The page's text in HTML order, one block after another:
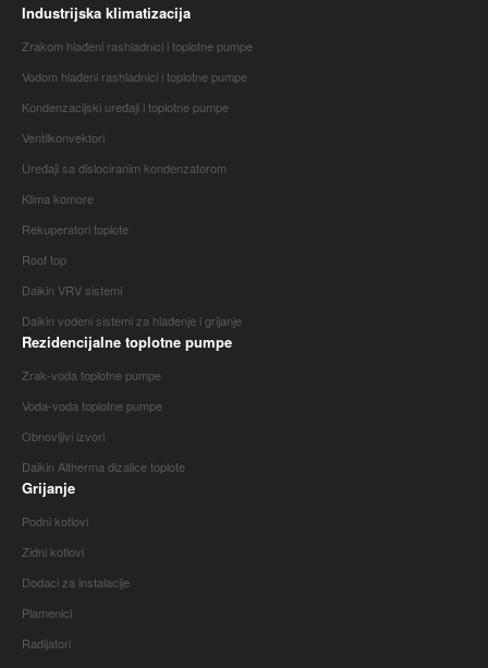
Industrijska klimatizacija
Zrakom hlađeni rashladnici i toplotne pumpe
Vodom hlađeni rashladnici i toplotne pumpe
Kondenzacijski uređaji i toplotne pumpe
Ventilkonvektori
Uređaji sa dislociranim kondenzatorom
Klima komore
Rekuperatori toplote
Roof top
Daikin VRV sistemi
Daikin vodeni sistemi za hlađenje i grijanje
Rezidencijalne toplotne pumpe
Zrak-voda toplotne pumpe
Voda-voda toplotne pumpe
Obnovljivi izvori
Daikin Altherma dizalice toplote
Grijanje
Podni kotlovi
Zidni kotlovi
Dodaci za instalacije
Plamenici
Radijatori